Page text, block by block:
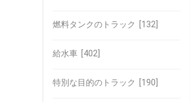
燃料タンクのトラック [132]
給水車 [402]
特別な目的のトラック [190]